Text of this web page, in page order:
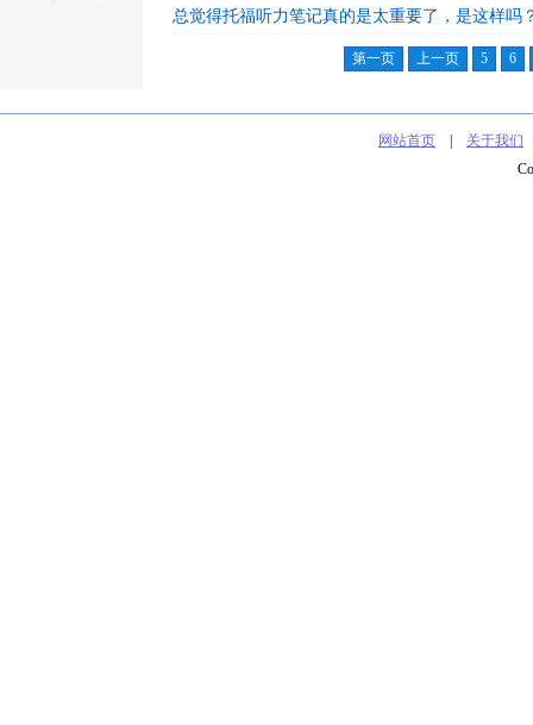
总觉得托福听力笔记真的是太重要了，是这样吗
第一页 上一页 5 6
网站首页 关于我们